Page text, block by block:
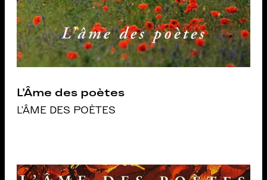
L’Âme des poètes
L'ÂME DES POÈTES